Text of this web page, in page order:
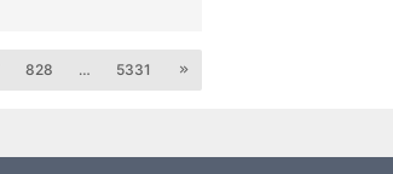
828 … 5331